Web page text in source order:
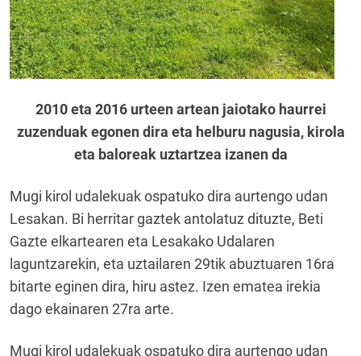
2010 eta 2016 urteen artean jaiotako haurrei
zuzenduak egonen dira eta helburu nagusia, kirola
eta baloreak uztartzea izanen da
Mugi kirol udalekuak ospatuko dira aurtengo udan
Lesakan. Bi herritar gaztek antolatuz dituzte, Beti
Gazte elkartearen eta Lesakako Udalaren
laguntzarekin, eta uztailaren 29tik abuztuaren 16ra
bitarte eginen dira, hiru astez. Izen ematea irekia
dago ekainaren 27ra arte.
Mugi kirol udalekuak ospatuko dira aurtengo udan